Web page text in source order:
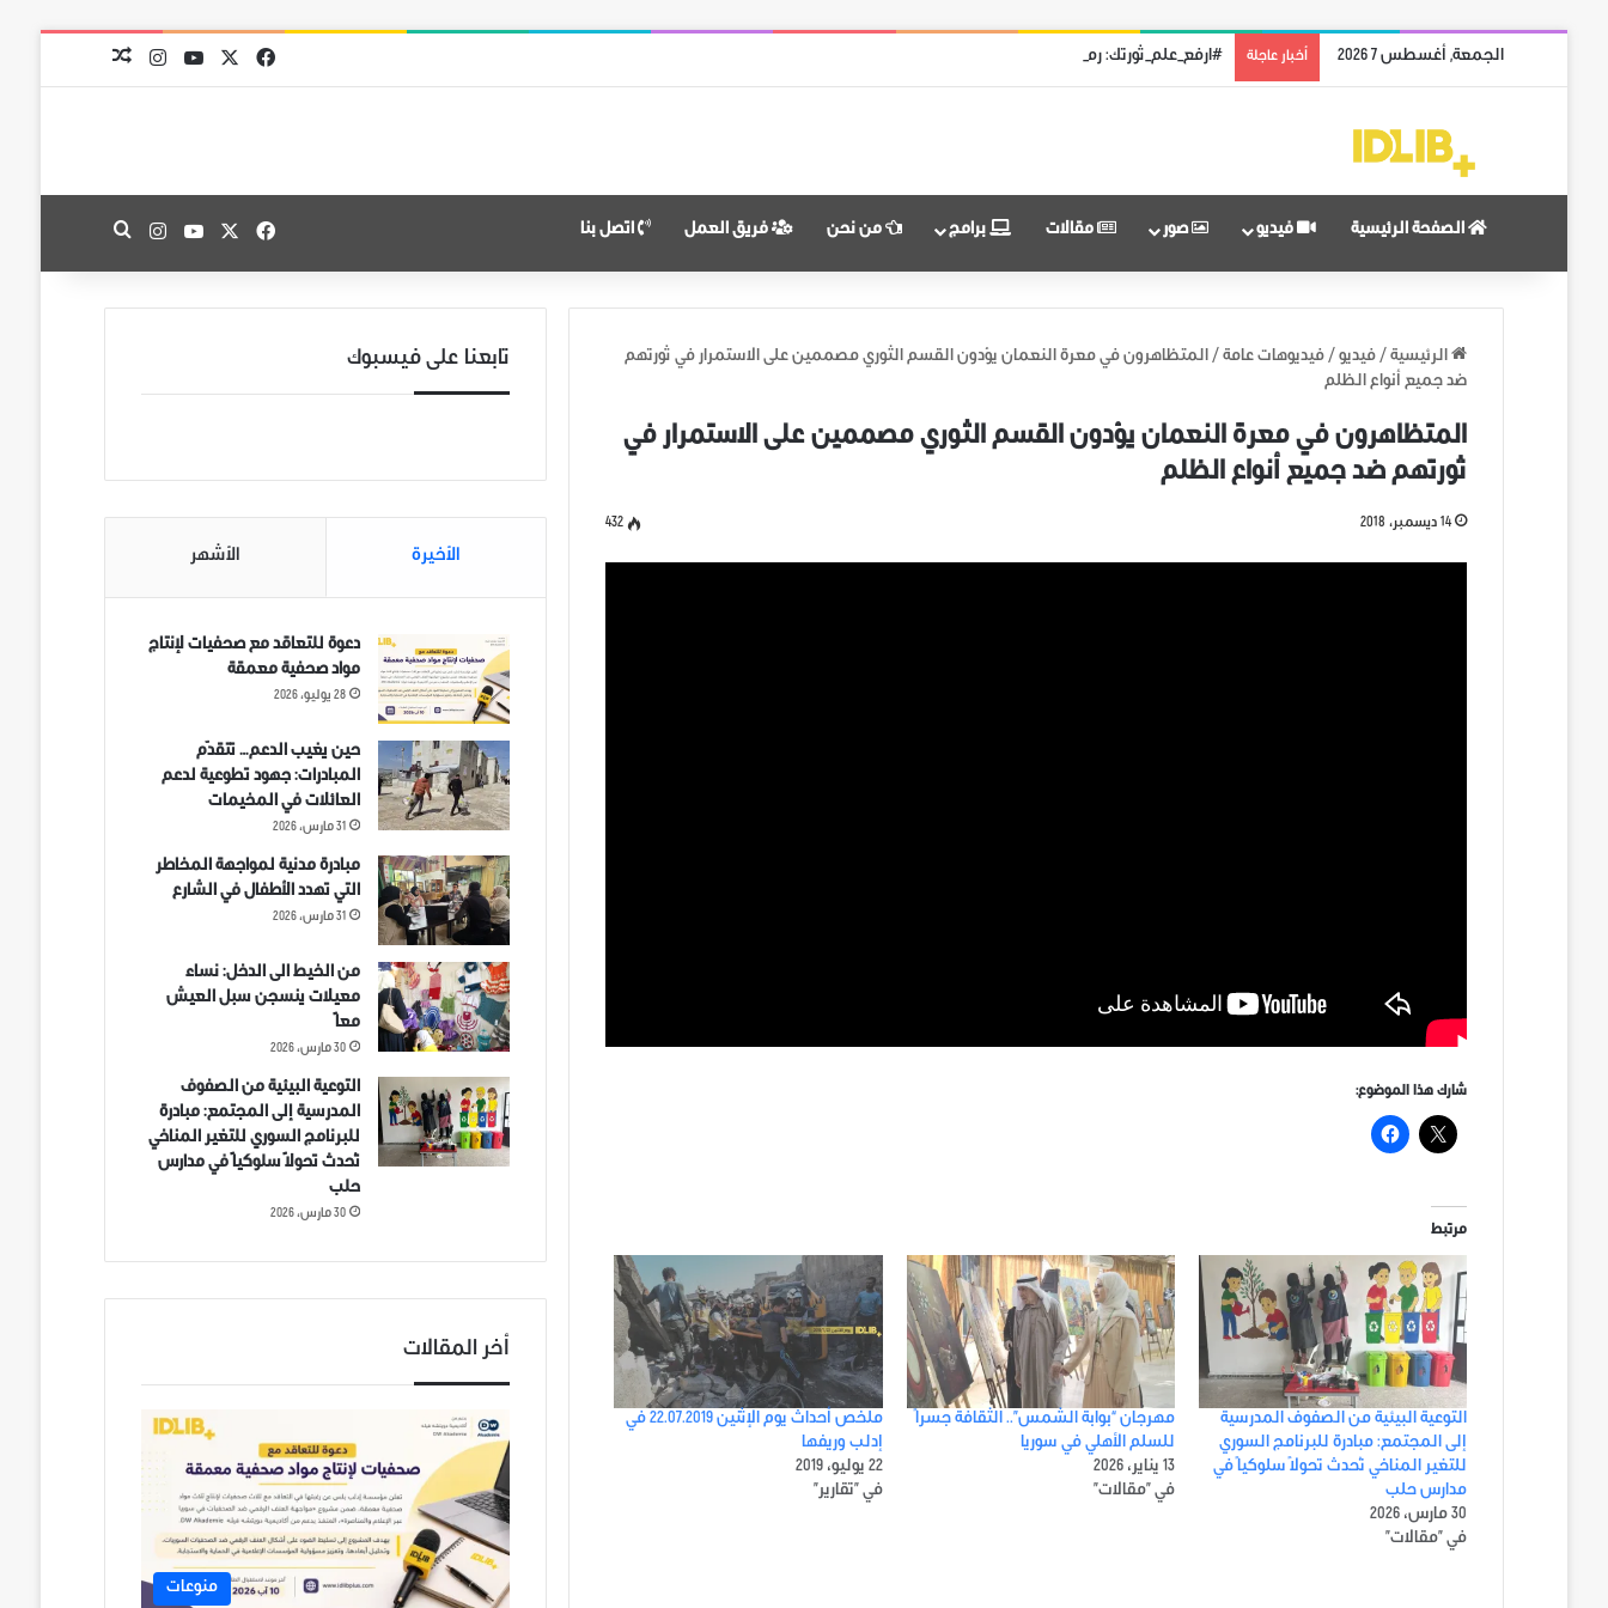
الجمعة, أغسطس 7 2026 أخبار عاجلة #ارفع_علم_ثورتك: رمز النضال ووحدة الهدف فيسبوك
‫X
‫YouTubeانستقراممقال عشوائي
الصفحة الرئيسية فيديو صور مقالات برامج من نحن فريق العمل اتصل بنا فيسبوك
‫X
‫YouTubeانستقرامبحث عن
الرئيسية / فيديو / فيديوهات عامة / المتظاهرون في معرة النعمان يؤدون القسم الثوري مصممين على الاستمرار في ثورتهم
ضد جميع أنواع الظلم
المتظاهرون في معرة النعمان يؤدون القسم الثوري مصممين على الاستمرار في
ثورتهم ضد جميع أنواع الظلم
14 ديسمبر، 2018 432
شارك هذا الموضوع:
مرتبط
التوعية البيئية من الصفوف المدرسية
إلى المجتمع: مبادرة للبرنامج السوري
للتغير المناخي تُحدث تحولاً سلوكياً في
مدارس حلب
30 مارس، 2026
في "مقالات"
مهرجان “بوابة الشمس”.. الثقافة جسراً
للسلم الأهلي في سوريا
13 يناير، 2026
في "مقالات"
ملخص أحداث يوم الإثنين 22.07.2019 في
إدلب وريفها
22 يوليو، 2019
في "تقارير"
تابعنا على فيسبوك
الأخيرة الأشهر
دعوة للتعاقد مع صحفيات لإنتاج
مواد صحفية معمقة
28 يوليو، 2026
حين يغيب الدعم… تتقدّم
المبادرات: جهود تطوعية لدعم
العائلات في المخيمات
31 مارس، 2026
مبادرة مدنية لمواجهة المخاطر
التي تهدد الأطفال في الشارع
31 مارس، 2026
من الخيط الى الدخل: نساء
معيلات ينسجن سبل العيش
معاً
30 مارس، 2026
التوعية البيئية من الصفوف
المدرسية إلى المجتمع: مبادرة
للبرنامج السوري للتغير المناخي
تُحدث تحولاً سلوكياً في مدارس
حلب
30 مارس، 2026
أخر المقالات
منوعات